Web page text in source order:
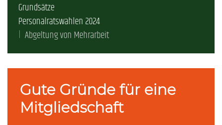
Grundsätze
Personalratswahlen 2024
Abgeltung von Mehrarbeit
Gute Gründe für eine
Mitgliedschaft